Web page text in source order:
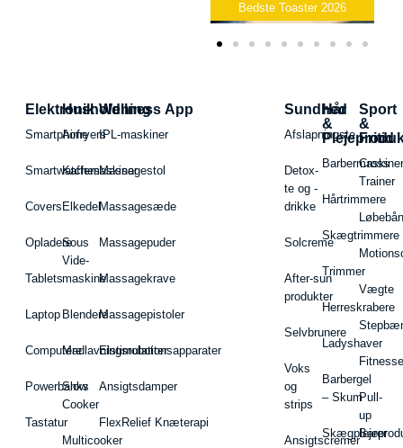
Bedste Toaster 2026
Elektronik
Smartphone
Smartwatches
Covers
Opladere
Tablets
Laptop
Computere
Powerbanks
Tastatur
Husholdning
Airfryers
Kaffemaskiner
Elkedel
Sous
Vide-
maskine
Blendere
Madlavningsrobotter
Slow
Cooker
Multicooker
Wellness App
IPL-maskiner
Massagestol
Massagesæde
Massagepuder
Massagekrave
Massagepistoler
Elstimulationsapparater
Ansigtsdamper
FlexRelief Knæterapi
Sundhed
Afslapningste
Detox-
te og -
drikke
Solcreme
After-sun
produkter
Selvbrunere
Voks
og
strips
Ansigtscremer
Hår
&
Hårtrimmere
Skægtrimmere
Trimmer
Herreskrabere
Ladyshaver
Barbergel
– Skum
Sport
&
Fritid
Cross
Trainer
Vægte
Pull-
up
Barer